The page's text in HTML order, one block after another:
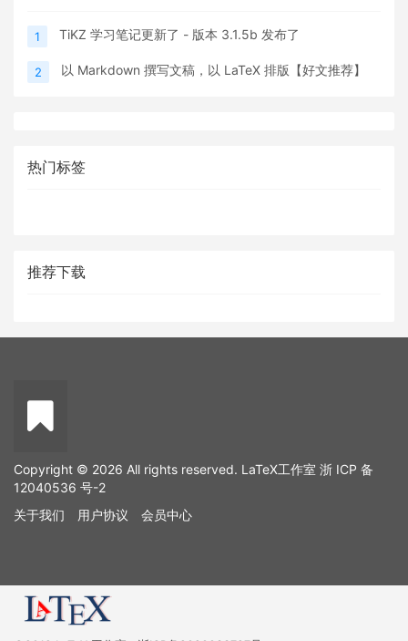
1 TiKZ 学习笔记更新了 - 版本 3.1.5b 发布了
2 以 Markdown 撰写文稿，以 LaTeX 排版【好文推荐】
热门标签
推荐下载
Copyright © 2026 All rights reserved. LaTeX工作室 浙 ICP 备
12040536 号-2
关于我们
用户协议 会员中心